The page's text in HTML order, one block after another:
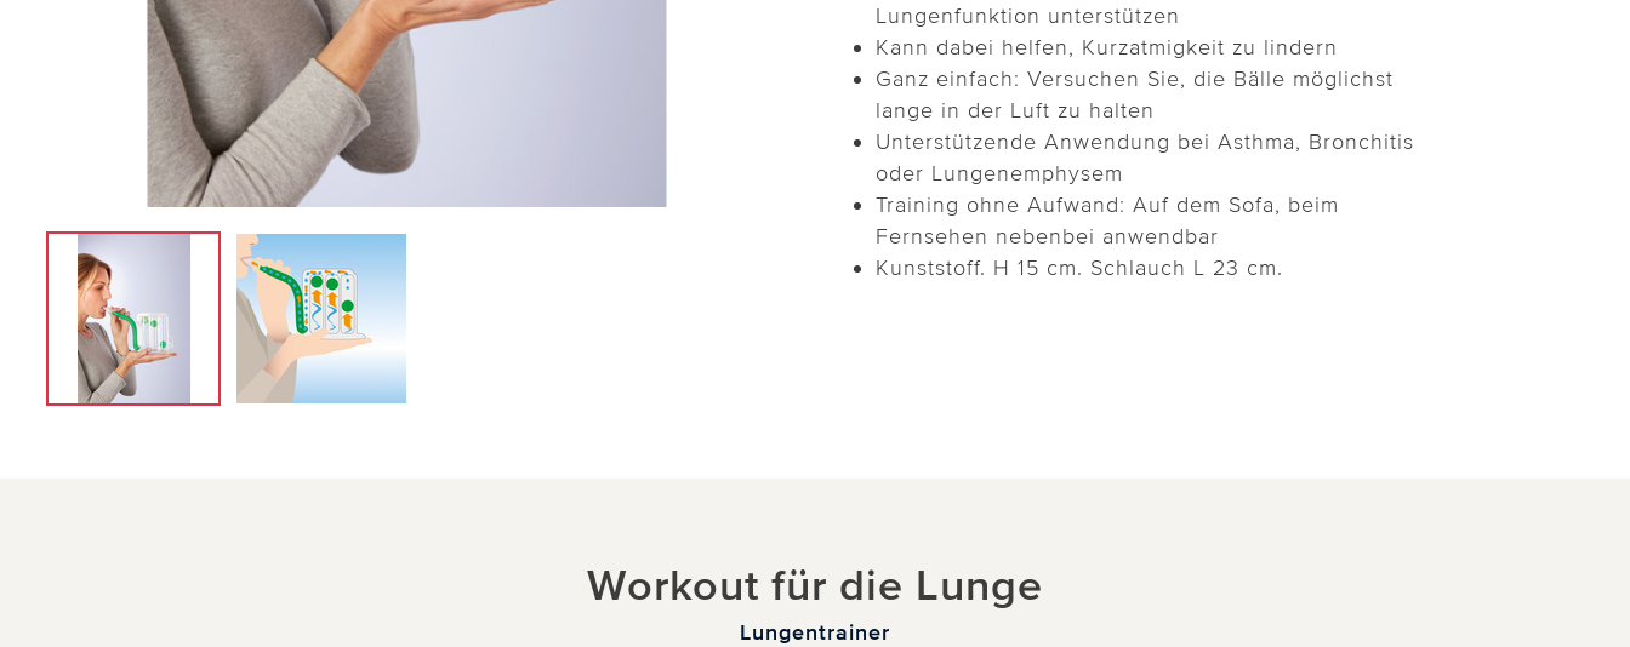
Lungenfunktion unterstützen
Kann dabei helfen, Kurzatmigkeit zu lindern
Ganz einfach: Versuchen Sie, die Bälle möglichst
lange in der Luft zu halten
Unterstützende Anwendung bei Asthma, Bronchitis
oder Lungenemphysem
Training ohne Aufwand: Auf dem Sofa, beim
Fernsehen nebenbei anwendbar
Kunststoff. H 15 cm. Schlauch L 23 cm.
Workout für die Lunge
Lungentrainer